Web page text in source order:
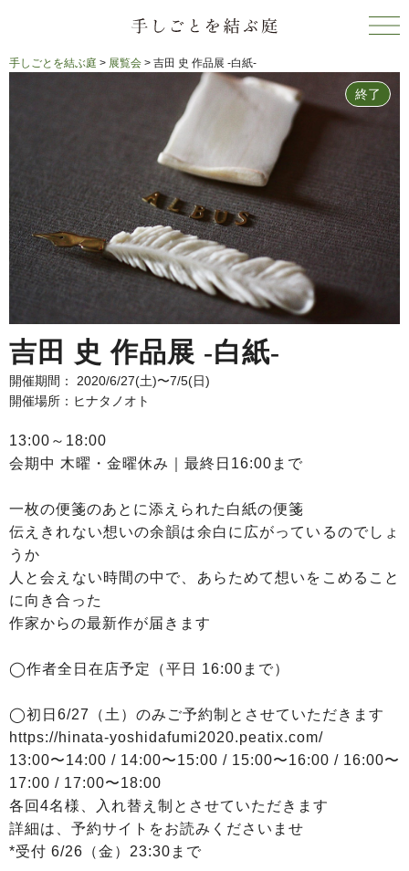
手しごとを結ぶ庭 > 展覧会 > 吉田 史 作品展 -白紙-
終了
吉田 史 作品展 -白紙-
開催期間： 2020/6/27(土)〜7/5(日)
開催場所：ヒナタノオト
13:00～18:00
会期中 木曜・金曜休み｜最終日16:00まで
一枚の便箋のあとに添えられた白紙の便箋
伝えきれない想いの余韻は余白に広がっているのでしょ
うか
人と会えない時間の中で、あらためて想いをこめること
に向き合った
作家からの最新作が届きます
◯作者全日在店予定（平日 16:00まで）
◯初日6/27（土）のみご予約制とさせていただきます
https://hinata-yoshidafumi2020.peatix.com/
13:00〜14:00 / 14:00〜15:00 / 15:00〜16:00 / 16:00〜
17:00 / 17:00〜18:00
各回4名様、入れ替え制とさせていただきます
詳細は、予約サイトをお読みくださいませ
*受付 6/26（金）23:30まで